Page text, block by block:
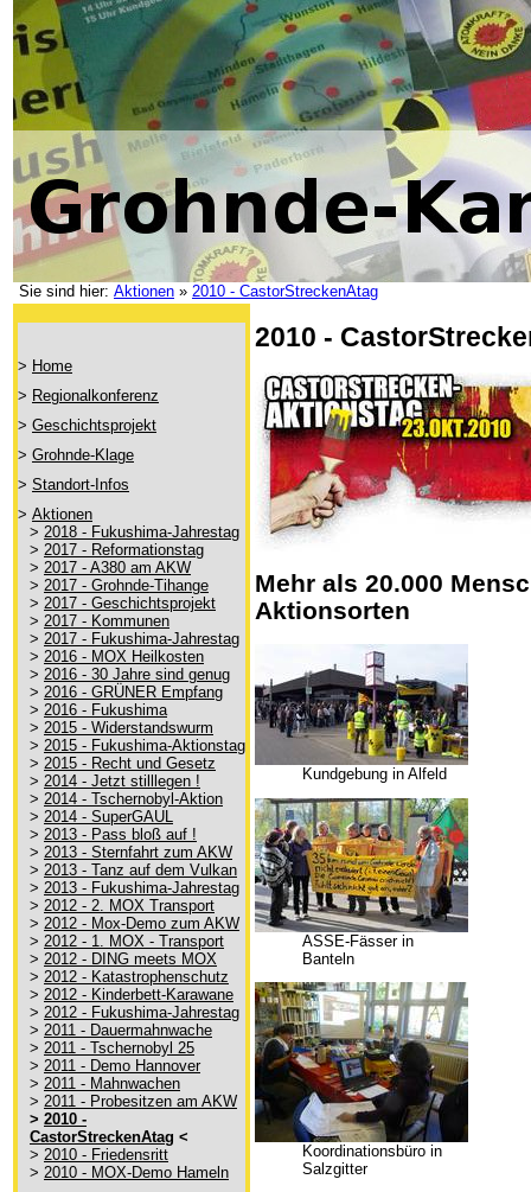
Sie sind hier: Aktionen » 2010 - CastorStreckenAtag
> Home
> Regionalkonferenz
> Geschichtsprojekt
> Grohnde-Klage
> Standort-Infos
> Aktionen
> 2018 - Fukushima-Jahrestag
> 2017 - Reformationstag
> 2017 - A380 am AKW
> 2017 - Grohnde-Tihange
> 2017 - Geschichtsprojekt
> 2017 - Kommunen
> 2017 - Fukushima-Jahrestag
> 2016 - MOX Heilkosten
> 2016 - 30 Jahre sind genug
> 2016 - GRÜNER Empfang
> 2016 - Fukushima
> 2015 - Widerstandswurm
> 2015 - Fukushima-Aktionstag
> 2015 - Recht und Gesetz
> 2014 - Jetzt stilllegen !
> 2014 - Tschernobyl-Aktion
> 2014 - SuperGAUL
> 2013 - Pass bloß auf !
> 2013 - Sternfahrt zum AKW
> 2013 - Tanz auf dem Vulkan
> 2013 - Fukushima-Jahrestag
> 2012 - 2. MOX Transport
> 2012 - Mox-Demo zum AKW
> 2012 - 1. MOX - Transport
> 2012 - DING meets MOX
> 2012 - Katastrophenschutz
> 2012 - Kinderbett-Karawane
> 2012 - Fukushima-Jahrestag
> 2011 - Dauermahnwache
> 2011 - Tschernobyl 25
> 2011 - Demo Hannover
> 2011 - Mahnwachen
> 2011 - Probesitzen am AKW
> 2010 -
CastorStreckenAtag <
> 2010 - Friedensritt
> 2010 - MOX-Demo Hameln
2010 -
Mehr als 20.000
Aktionsorten
Kundgebung in Alfeld
ASSE-Fässer in
Banteln
Koordinationsbüro in
Salzgitter